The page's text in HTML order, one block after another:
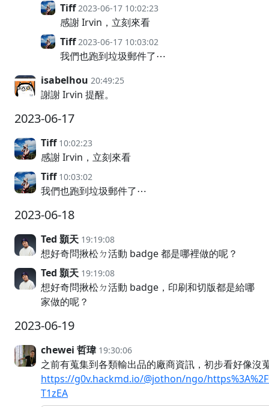
Tiff 2023-06-17 10:02:23
感謝 Irvin，立刻來看
Tiff 2023-06-17 10:03:02
我們也跑到垃圾郵件了⋯
isabelhou 20:49:25
謝謝 Irvin 提醒。
2023-06-17
Tiff 10:02:23
感謝 Irvin，立刻來看
Tiff 10:03:02
我們也跑到垃圾郵件了⋯
2023-06-18
Ted 顥天 19:19:08
想好奇問揪松ㄉ活動 badge 都是哪裡做的呢？
Ted 顥天 19:19:08
想好奇問揪松ㄉ活動 badge，印刷和切版都是給哪
家做的呢？
2023-06-19
chewei 哲瑋 19:30:06
之前有蒐集到各類輸出品的廠商資訊，初步看好像沒
https://g0v.hackmd.io/@jothon/ngo/
T1zEA